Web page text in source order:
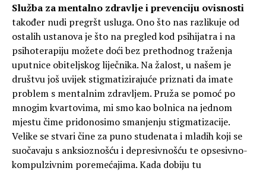
Služba za mentalno zdravlje i prevenciju ovisnosti
također nudi pregršt usluga. Ono što nas razlikuje od
ostalih ustanova je što na pregled kod psihijatra i na
psihoterapiju možete doći bez prethodnog traženja
uputnice obiteljskog liječnika. Na žalost, u našem je
društvu još uvijek stigmatizirajuće priznati da imate
problem s mentalnim zdravljem. Pruža se pomoć po
mnogim kvartovima, mi smo kao bolnica na jednom
mjestu čime pridonosimo smanjenju stigmatizacije.
Velike se stvari čine za puno studenata i mladih koji se
suočavaju s anksioznošću i depresivnošću te opsesivno-
kompulzivnim poremećajima. Kada dobiju tu